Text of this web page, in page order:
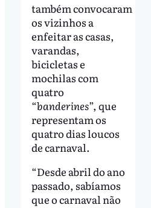
também convocaram
os vizinhos a
enfeitar as casas,
varandas,
bicicletas e
mochilas com
quatro
“banderines”, que
representam os
quatro dias loucos
de carnaval.
“Desde abril do ano
passado, sabíamos
que o carnaval não